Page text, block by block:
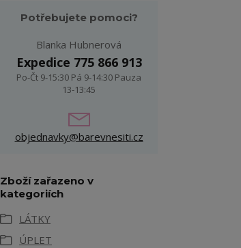
Potřebujete pomoci?
Blanka Hubnerová
Expedice 775 866 913
Po-Čt 9-15:30 Pá 9-14:30 Pauza
13-13:45
objednavky@barevnesiti.cz
Zboží zařazeno v
kategoriích
LÁTKY
ÚPLET